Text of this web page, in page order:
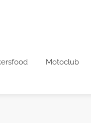
Motoclub